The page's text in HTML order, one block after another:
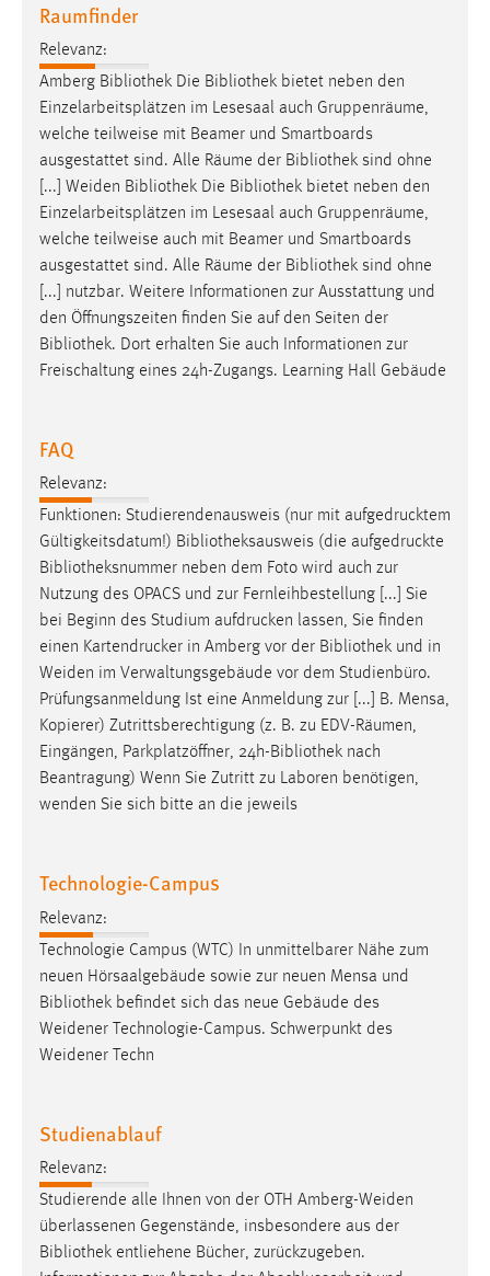
Raumfinder
Relevanz:
Amberg Bibliothek Die Bibliothek bietet neben den
Einzelarbeitsplätzen im Lesesaal auch Gruppenräume,
welche teilweise mit Beamer und Smartboards
ausgestattet sind. Alle Räume der Bibliothek sind ohne
[...] Weiden Bibliothek Die Bibliothek bietet neben den
Einzelarbeitsplätzen im Lesesaal auch Gruppenräume,
welche teilweise auch mit Beamer und Smartboards
ausgestattet sind. Alle Räume der Bibliothek sind ohne
[...] nutzbar. Weitere Informationen zur Ausstattung und
den Öffnungszeiten finden Sie auf den Seiten der
Bibliothek. Dort erhalten Sie auch Informationen zur
Freischaltung eines 24h-Zugangs. Learning Hall Gebäude
FAQ
Relevanz:
Funktionen: Studierendenausweis (nur mit aufgedrucktem
Gültigkeitsdatum!) Bibliotheksausweis (die aufgedruckte
Bibliotheksnummer neben dem Foto wird auch zur
Nutzung des OPACS und zur Fernleihbestellung [...] Sie
bei Beginn des Studium aufdrucken lassen, Sie finden
einen Kartendrucker in Amberg vor der Bibliothek und in
Weiden im Verwaltungsgebäude vor dem Studienbüro.
Prüfungsanmeldung Ist eine Anmeldung zur [...] B. Mensa,
Kopierer) Zutrittsberechtigung (z. B. zu EDV-Räumen,
Eingängen, Parkplatzöffner, 24h-Bibliothek nach
Beantragung) Wenn Sie Zutritt zu Laboren benötigen,
wenden Sie sich bitte an die jeweils
Technologie-Campus
Relevanz:
Technologie Campus (WTC) In unmittelbarer Nähe zum
neuen Hörsaalgebäude sowie zur neuen Mensa und
Bibliothek befindet sich das neue Gebäude des
Weidener Technologie-Campus. Schwerpunkt des
Weidener Techn
Studienablauf
Relevanz:
Studierende alle Ihnen von der OTH Amberg-Weiden
überlassenen Gegenstände, insbesondere aus der
Bibliothek entliehene Bücher, zurückzugeben.